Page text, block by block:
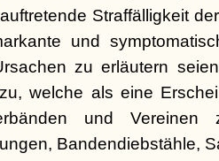
Straffälligkeit
und
zu erläutern
welche als eine
und Vereinen
Bandendiebstähle,